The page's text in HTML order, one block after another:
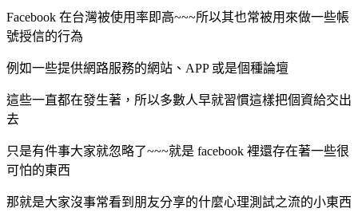
Facebook 在台灣被使用率即高~~~所以其也常被用來做一些帳
號授信的行為
例如一些提供網路服務的網站、APP 或是個種論壇
這些一直都在發生著，所以多數人早就習慣這樣把個資給交出
去
只是有件事大家就忽略了~~~就是 facebook 裡還存在著一些很
可怕的東西
那就是大家沒事常看到朋友分享的什麼心理測試之流的小東西